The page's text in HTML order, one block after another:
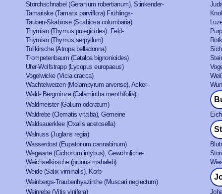
Storchschnabel (Geranium robertianum), Stinkender-
Tamariske (Tamarix parviflora) Frühlings-
Tauben-Skabiose (Scabiosa columbaria)
Thymian (Thymus pulegioides), Feld-
Thymian (Thymus serpyllum)
Tollkirsche (Atropa belladonna)
Trompetenbaum (Catalpa bignonioides)
Ufer-Wolfstrapp (Lycopus europaeus)
Vogelwicke (Vicia cracca)
Wachtelweizen (Melampyrum arvense), Acker-
Wald- Bergminze (Calamintha menthifolia)
Waldmeister (Galium odoratum)
Waldrebe (Clematis vitalba), Gemeine
Waldsauerklee (Oxalis acetosella)
Walnuss (Juglans regia)
Wasserdost (Eupatorium cannabinum)
Wegwarte (Cichorium intybus), Gewöhnliche-
Weichselkirsche (prunus mahaleb)
Weide (Salix viminalis), Korb-
Weinbergs-Traubenhyazinthe (Muscari neglectum)
Weinrebe (Vitis vinifera)